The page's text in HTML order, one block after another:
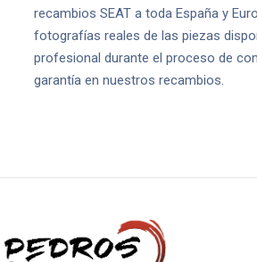
recambios SEAT a toda España y
fotografías reales de las piezas
profesional durante el proceso de
garantía en nuestros recambios.